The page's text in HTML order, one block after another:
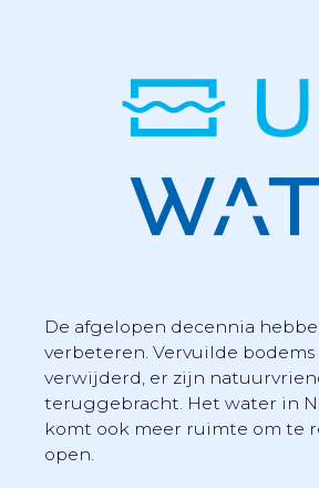
De afgelopen decennia
verbeteren. Vervuilde
verwijderd, er zijn
teruggebracht. Het water in
komt ook meer ruimte om te
open.